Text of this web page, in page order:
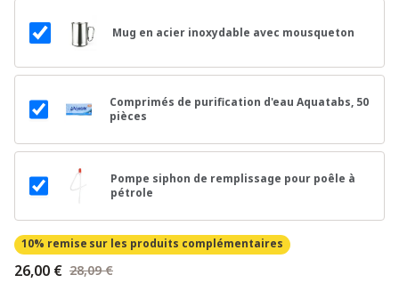
Mug en acier inoxydable avec mousqueton
Comprimés de purification d'eau Aquatabs, 50
pièces
Pompe siphon de remplissage pour poêle à
pétrole
10% remise sur les produits complémentaires
26,00 € 28,09 €